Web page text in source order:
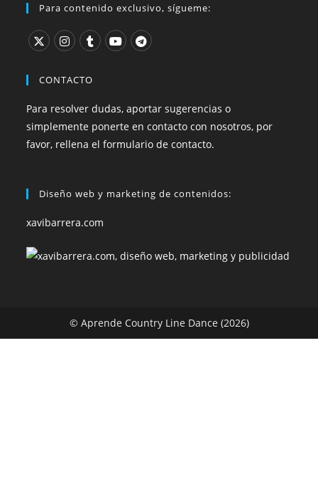
Para contenido exclusivo, sígueme:
CONTACTO
Para resolver dudas, aportar sugerencias o
simplemente ponerte en contacto con nosotros, por
favor, rellena el formulario de contacto.
Diseño web y marketing de contenidos:
xavibarrera.com
© Aprende Country Line Dance (2026)